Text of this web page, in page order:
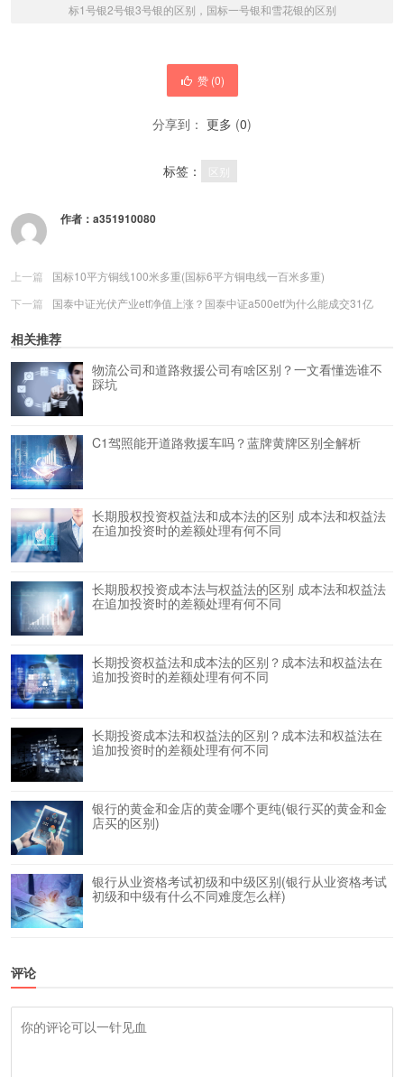
标1号银2号银3号银的区别，国标一号银和雪花银的区别
赞 (0)
分享到： 更多 (0)
标签： 区别
作者： a351910080
上一篇
国标10平方铜线100米多重(国标6平方铜电线一百米多重)
下一篇
国泰中证光伏产业etf净值上涨？国泰中证a500etf为什么能成交31亿
相关推荐
物流公司和道路救援公司有啥区别？一文看懂选谁不
踩坑
C1驾照能开道路救援车吗？蓝牌黄牌区别全解析
长期股权投资权益法和成本法的区别 成本法和权益法
在追加投资时的差额处理有何不同
长期股权投资成本法与权益法的区别 成本法和权益法
在追加投资时的差额处理有何不同
长期投资权益法和成本法的区别？成本法和权益法在
追加投资时的差额处理有何不同
长期投资成本法和权益法的区别？成本法和权益法在
追加投资时的差额处理有何不同
银行的黄金和金店的黄金哪个更纯(银行买的黄金和金
店买的区别)
银行从业资格考试初级和中级区别(银行从业资格考试
初级和中级有什么不同难度怎么样)
评论